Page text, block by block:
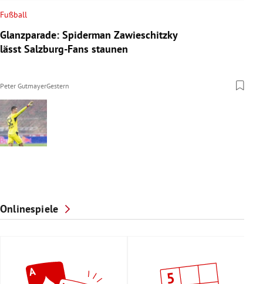
Fußball
Glanzparade: Spiderman Zawieschitzky
lässt Salzburg-Fans staunen
Peter GutmayerGestern
Onlinespiele